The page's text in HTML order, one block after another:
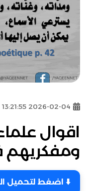
2026-02-04 13:21:55
اقوال
ومفكريهم
⬇️ اضغط لتحميل